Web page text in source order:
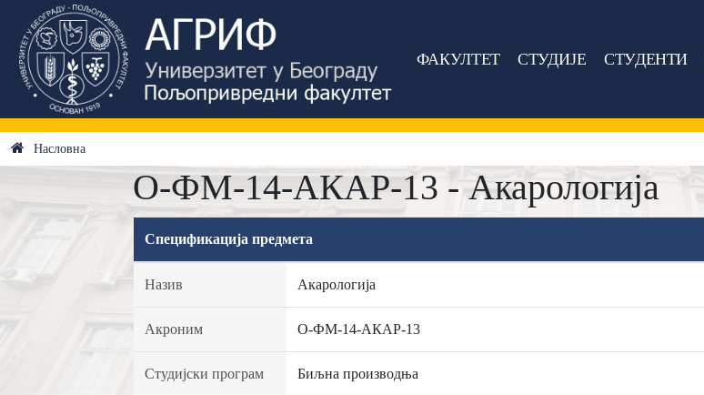
ФАКУЛТЕТ СТУДИЈЕ СТУДЕНТИ
Насловна
О-ФМ-14-АКАР-13 - Акарологија
Спецификација предмета
Назив Акарологија
Акроним О-ФМ-14-АКАР-13
Студијски програм Биљна производња